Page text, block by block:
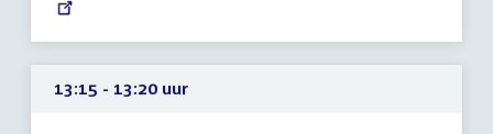
uur
13:15 - 13:20 uur